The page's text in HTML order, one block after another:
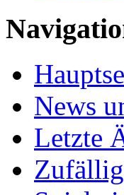
News
Letzte